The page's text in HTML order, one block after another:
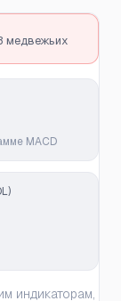
медвежьих
MACD
индикаторам,